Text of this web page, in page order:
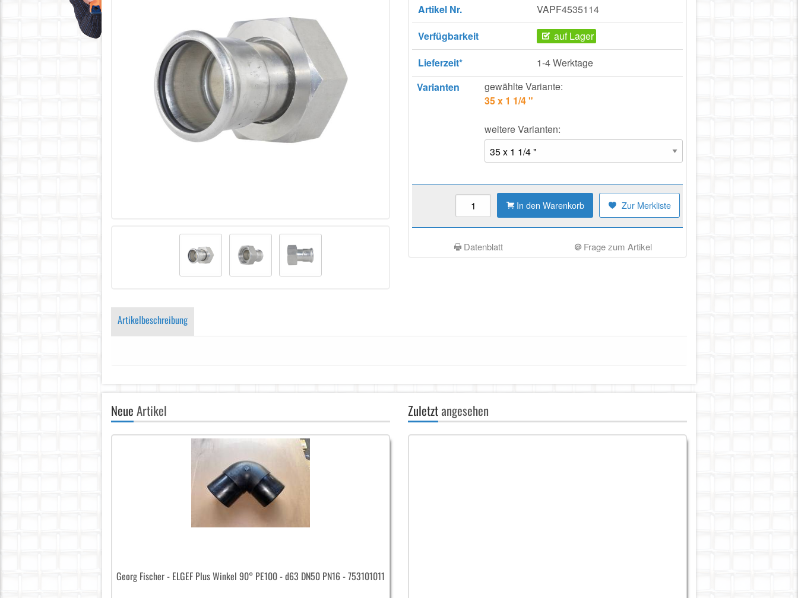
Artikel Nr.
VAPF4535114
Verfügbarkeit
auf Lager
Lieferzeit*
1-4 Werktage
Varianten
gewählte Variante:
35 x 1 1/4 "
weitere Varianten:
Zur Merkliste
In den Warenkorb
Datenblatt Frage zum Artikel
Artikelbeschreibung
NeueArtikel
Georg Fischer - ELGEF Plus Winkel 90° PE100 - d63 DN50 PN16 - 753101011
Zuletztangesehen